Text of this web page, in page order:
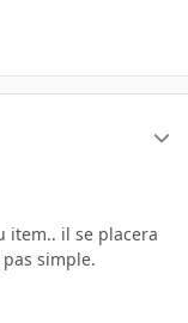
item.. il se placera
simple.